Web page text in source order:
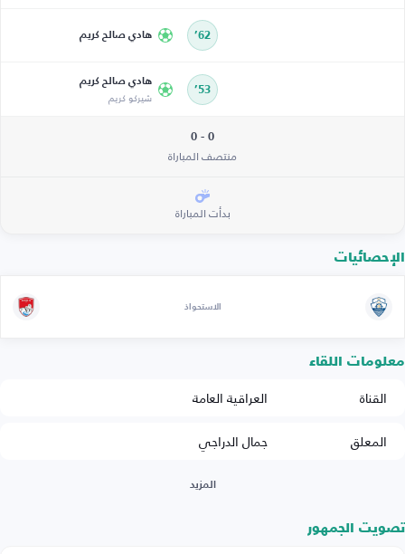
62’ هادي صالح كريم
53’
هادي صالح كريم
شيركو كريم
0 - 0
منتصف المباراة
بدأت المباراة
الإحصائيات
الاستحواذ
معلومات اللقاء
القناة
العراقية العامة
المعلق
جمال الدراجي
المزيد
تصويت الجمهور